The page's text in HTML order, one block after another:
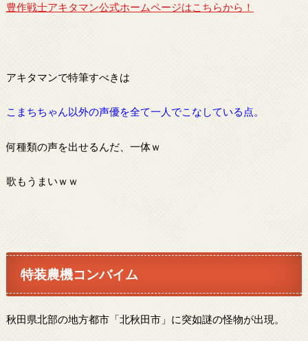
豊作戦士アキタマン公式ホームページはこちらから！
アキタマンで特筆すべきは
こまちちゃん以外の声優を全て一人でこなしている点。
何種類の声を出せるんだ、一体ｗ
歌もうまいｗｗ
特装農機コンバイム
秋田県北部の地方都市「北秋田市」に突如謎の怪物が出現。